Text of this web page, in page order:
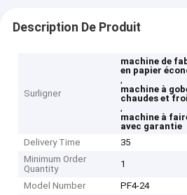
Description De Produit
Surligner
machine de
en papier
,
machine à
chaudes et
,
machine à
avec garantie
Delivery Time
35
Minimum Order
Quantity
1
Model Number
PF4-24